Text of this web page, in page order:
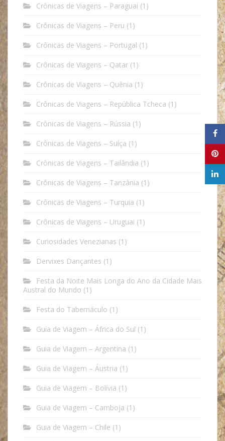
Crônicas de Viagens – Paraguai (1)
Crônicas de Viagens – Peru (1)
Crônicas de Viagens – Portugal (1)
Crônicas de Viagens – Qatar (1)
Crônicas de Viagens – Quênia (1)
Crônicas de Viagens – República Tcheca (1)
Crônicas de Viagens – Rússia (1)
Crônicas de Viagens – Suíça (1)
Crônicas de Viagens – Tailândia (1)
Crônicas de Viagens – Tanzânia (1)
Crônicas de Viagens – Turquia (1)
Crônicas de Viagens – Uruguai (1)
Curiosidades Venezianas (1)
Dervixes Dançantes (1)
Festa da Noite Mais Longa do Ano da Cidade Mais
Austral do Mundo (1)
Festa do Tabernáculo (1)
Guia de Viagem – África do Sul (1)
Guia de Viagem – Argentina (1)
Guia de Viagem – Áustria (1)
Guia de Viagem – Bolívia (1)
Guia de Viagem – Camboja (1)
Guia de Viagem – Chile (1)